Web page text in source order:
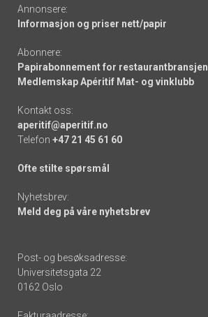
Annonsere:
Informasjon og priser nett/papir
Abonnere:
Papirabonnement for restaurantbransjen
Medlemskap Apéritif Mat- og vinklubb
Kontakt oss:
aperitif@aperitif.no
Telefon +47 21 45 61 60
Ofte stilte spørsmål
Nyhetsbrev:
Meld deg på våre nyhetsbrev
Post- og besøksadresse:
Universitetsgata 22
0162 Oslo